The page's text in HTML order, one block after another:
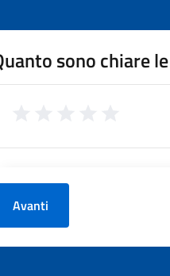
sono chiare
Avanti